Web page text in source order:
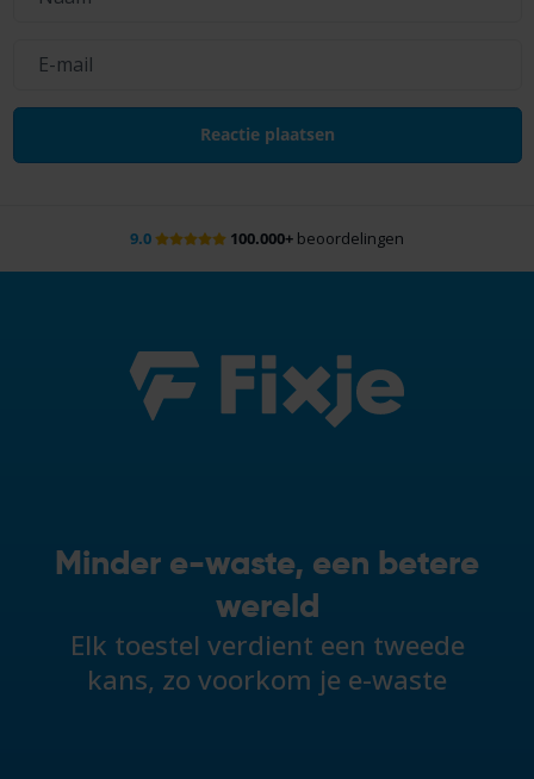
9.0 100.000+ beoordelingen
Minder e-waste, een betere
wereld
Elk toestel verdient een tweede
kans, zo voorkom je e-waste